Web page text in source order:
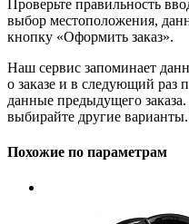
Проверьте правильность
выбор местоположения,
кнопку «Оформить заказ».
Наш сервис запоминает
о заказе и в следующий раз
данные предыдущего
выбирайте другие варианты.
Похожие по параметрам